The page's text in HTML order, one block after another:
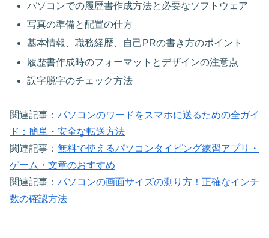
パソコンでの履歴書作成方法と必要なソフトウェア
写真の準備と配置の仕方
基本情報、職務経歴、自己PRの書き方のポイント
履歴書作成時のフォーマットとデザインの注意点
誤字脱字のチェック方法
関連記事： パソコンのワードをスマホに送るための全ガイ
ド：簡単・安全な転送方法
関連記事： 無料で使えるパソコンタイピング練習アプリ・
ゲーム・文章のおすすめ
関連記事： パソコンの画面サイズの測り方！正確なインチ
数の確認方法